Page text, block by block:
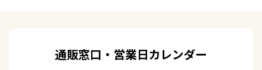
通販窓口・営業日カレンダー